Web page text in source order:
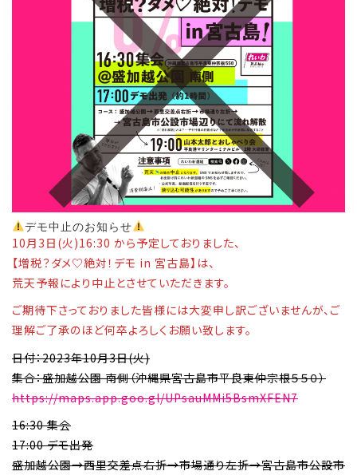
デモ中止のお知らせ
10月3日(火)16:30 から予定しておりました、
【増税？ダメ♡絶対！デモ in 宮古島】は、
荒天予報により中止とさせていただきます。
ご期待下さっておりました皆様には大変申し訳ございませんが、ご
理解ご了承のほど何卒よろしくお願い致します。
日付：2023年10月3日(火)
集合：盛加越公園 南側（沖縄県宮古島市平良東仲宗根５５０）
https://maps.app.goo.gl/UPsauMMi5BsmXFEN7
16:30 集会
17:00 デモ出発
盛加越公園→西里交差点右折→市場通り左折→宮古島市公設市